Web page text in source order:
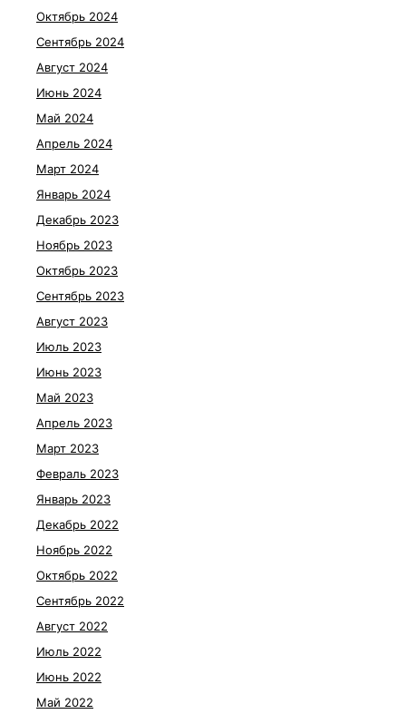
Октябрь 2024
Сентябрь 2024
Август 2024
Июнь 2024
Май 2024
Апрель 2024
Март 2024
Январь 2024
Декабрь 2023
Ноябрь 2023
Октябрь 2023
Сентябрь 2023
Август 2023
Июль 2023
Июнь 2023
Май 2023
Апрель 2023
Март 2023
Февраль 2023
Январь 2023
Декабрь 2022
Ноябрь 2022
Октябрь 2022
Сентябрь 2022
Август 2022
Июль 2022
Июнь 2022
Май 2022